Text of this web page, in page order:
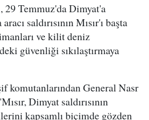
Temmuz'da Dimyat'a
saldırısının Mısır'ı başta
ve kilit deniz
güvenliği sıkılaştırmaya
komutanlarından General Nasr
Dimyat saldırısının
kapsamlı biçimde gözden